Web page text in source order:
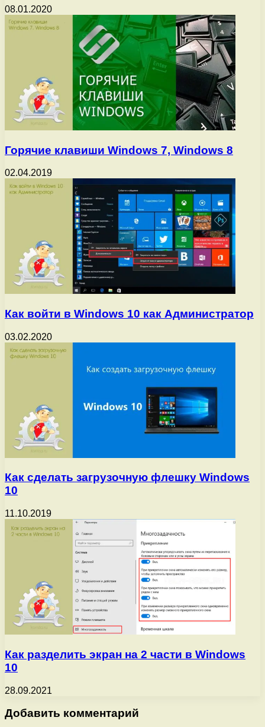
08.01.2020
Горячие клавиши Windows 7, Windows 8
02.04.2019
Как войти в Windows 10 как Администратор
03.02.2020
Как сделать загрузочную флешку Windows
10
11.10.2019
Как разделить экран на 2 части в Windows
10
28.09.2021
Добавить комментарий